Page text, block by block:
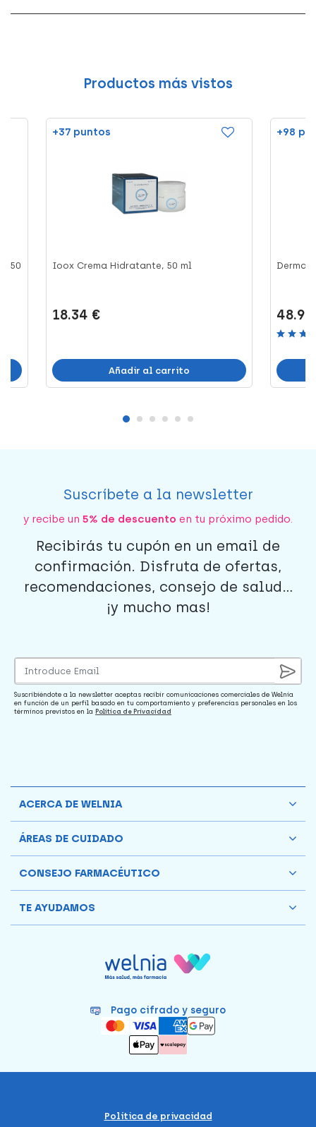
Productos más vistos
50
+37 puntos
Ioox Crema Hidratante, 50 ml
18.34 €
Añadir al carrito
+98
Dermax
Suscríbete a la newsletter
y recibe un 5% de descuento en tu próximo pedido.
Recibirás tu cupón en un email de
confirmación. Disfruta de ofertas,
recomendaciones, consejo de salud...
¡y mucho mas!
Suscribiéndote a la newsletter aceptas recibir comunicaciones comerciales de Welnia
en función de un perfil basado en tu comportamiento y preferencias personales en los
términos previstos en la Política de Privacidad
Pago cifrado y seguro
ACERCA DE WELNIA
ÁREAS DE CUIDADO
CONSEJO FARMACÉUTICO
TE AYUDAMOS
Política de privacidad